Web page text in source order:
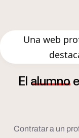
Una web
El alumno
Contratar a un